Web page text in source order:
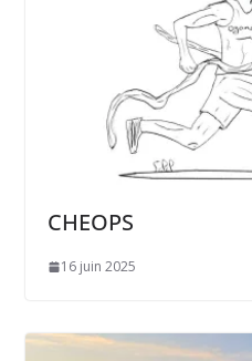
CHEOPS
16 juin 2025